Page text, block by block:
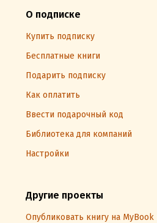
О подписке
Купить подписку
Бесплатные книги
Подарить подписку
Как оплатить
Ввести подарочный код
Библиотека для компаний
Настройки
Другие проекты
Опубликовать книгу на